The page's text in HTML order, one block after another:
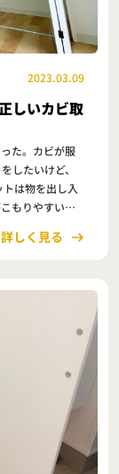
2023.03.09
しいカビ取
た。カビが服
したいけど、
もりやすい場
詳しく見る